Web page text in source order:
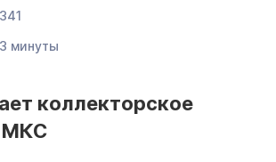
341
3 минуты
коллекторское
МКС